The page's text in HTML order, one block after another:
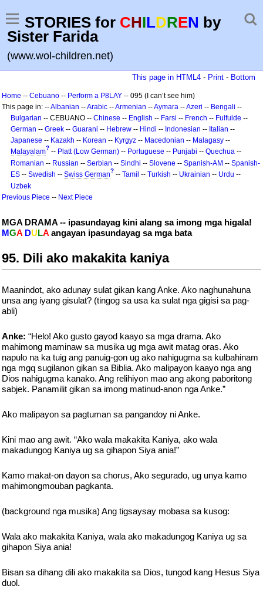
STORIES for CHILDREN by
Sister Farida
(www.wol-children.net)
This page in HTML4 - Print - Bottom
Home -- Cebuano -- Perform a P8LAY -- 095 (I can’t see him)
This page in: --Albanian --Arabic --Armenian --Aymara --Azeri -- Bengali --
Bulgarian -- CEBUANO -- Chinese -- English -- Farsi -- French -- Fulfulde --
German -- Greek -- Guarani -- Hebrew -- Hindi -- Indonesian -- Italian --
Japanese -- Kazakh -- Korean -- Kyrgyz -- Macedonian -- Malagasy --
Malayalam? -- Platt (Low German) -- Portuguese -- Punjabi -- Quechua --
Romanian -- Russian -- Serbian -- Sindhi -- Slovene -- Spanish-AM -- Spanish-
ES -- Swedish -- Swiss German? -- Tamil -- Turkish -- Ukrainian -- Urdu --
Uzbek
Previous Piece -- Next Piece
MGA DRAMA -- ipasundayag kini alang sa imong mga higala!
MGA DULA angayan ipasundayag sa mga bata
95. Dili ako makakita kaniya
Maanindot, ako adunay sulat gikan kang Anke. Ako naghunahuna
unsa ang iyang gisulat? (tingog sa usa ka sulat nga gigisi sa pag-
abli)
Anke: “Helo! Ako gusto gayod kaayo sa mga drama. Ako
mahimong maminaw sa musika ug mga awit matag oras. Ako
napulo na ka tuig ang panuig-gon ug ako nahigugma sa kulbahinam
nga mgq sugilanon gikan sa Biblia. Ako malipayon kaayo nga ang
Dios nahigugma kanako. Ang relihiyon mao ang akong paboritong
sabjek. Panamilit gikan sa imong matinud-anon nga Anke.”
Ako malipayon sa pagtuman sa pangandoy ni Anke.
Kini mao ang awit. “Ako wala makakita Kaniya, ako wala
makadungog Kaniya ug sa gihapon Siya ania!”
Kamo makat-on dayon sa chorus, Ako segurado, ug unya kamo
mahimongmouban pagkanta.
(background nga musika) Ang tigsaysay mobasa sa kusog:
Wala ako makakita Kaniya, wala ako makadungog Kaniya ug sa
gihapon Siya ania!
Bisan sa dihang dili ako makakita sa Dios, tungod kang Hesus Siya
duol.